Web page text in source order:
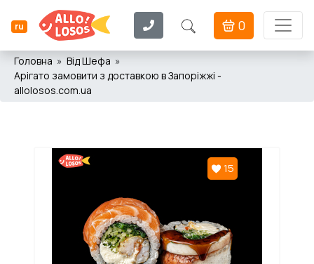
ru 0
Головна
Від Шефа
Арігато замовити з доставкою в Запоріжжі -
allolosos.com.ua
15